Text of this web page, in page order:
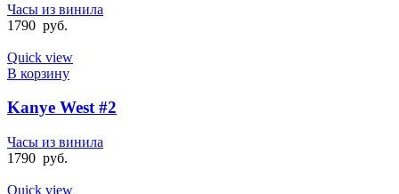
Часы из винила
1790 руб.
Quick view
В корзину
Kanye West #2
Часы из винила
1790 руб.
Quick view